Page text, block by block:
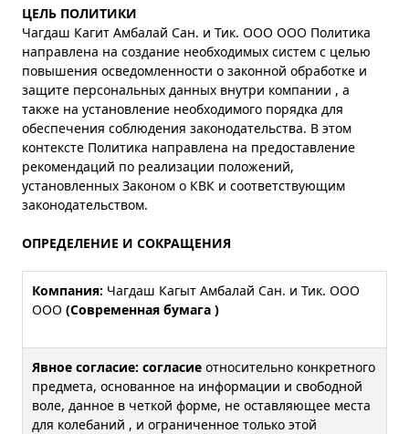
ЦЕЛЬ ПОЛИТИКИ
Чагдаш Кагит Амбалай Сан. и Тик. ООО ООО Политика
направлена на создание необходимых систем с целью
повышения осведомленности о законной обработке и
защите персональных данных внутри компании , а
также на установление необходимого порядка для
обеспечения соблюдения законодательства. В этом
контексте Политика направлена на предоставление
рекомендаций по реализации положений,
установленных Законом о КВК и соответствующим
законодательством.
ОПРЕДЕЛЕНИЕ И СОКРАЩЕНИЯ
Компания: Чагдаш Кагыт Амбалай Сан. и Тик. ООО
ООО (Современная бумага )
Явное согласие: согласие относительно конкретного
предмета, основанное на информации и свободной
воле, данное в четкой форме, не оставляющее места
для колебаний , и ограниченное только этой